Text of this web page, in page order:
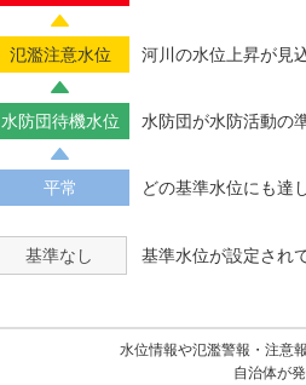
氾濫注意水位 河川の水位上昇が見
水防団待機水位 水防団が水防活動の
平常 どの基準水位にも達
基準なし 基準水位が設定され
水位情報や氾濫警報・注意
自治体が